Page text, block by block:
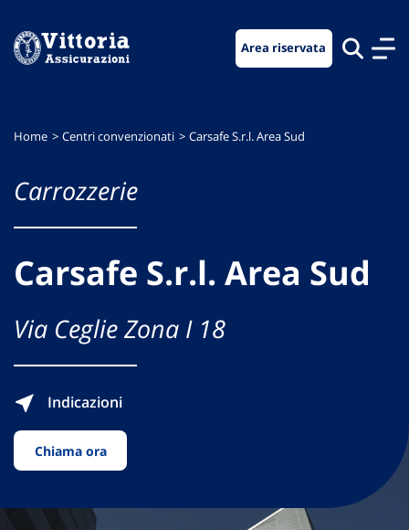
menu
contenuto
footer
Area riservata
Home Centri convenzionati Carsafe S.r.l. Area Sud
Carrozzerie
Carsafe S.r.l. Area Sud
Via Ceglie Zona I 18
Indicazioni
Chiama ora